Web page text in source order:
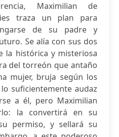
Maximilian de
traza un plan para
de su padre y
Se alía con sus dos
la histórica y misteriosa
del torreón que antaño
mujer, bruja según los
suficientemente audaz
a él, pero Maximilian
la convertirá en su
permiso, y sellará su